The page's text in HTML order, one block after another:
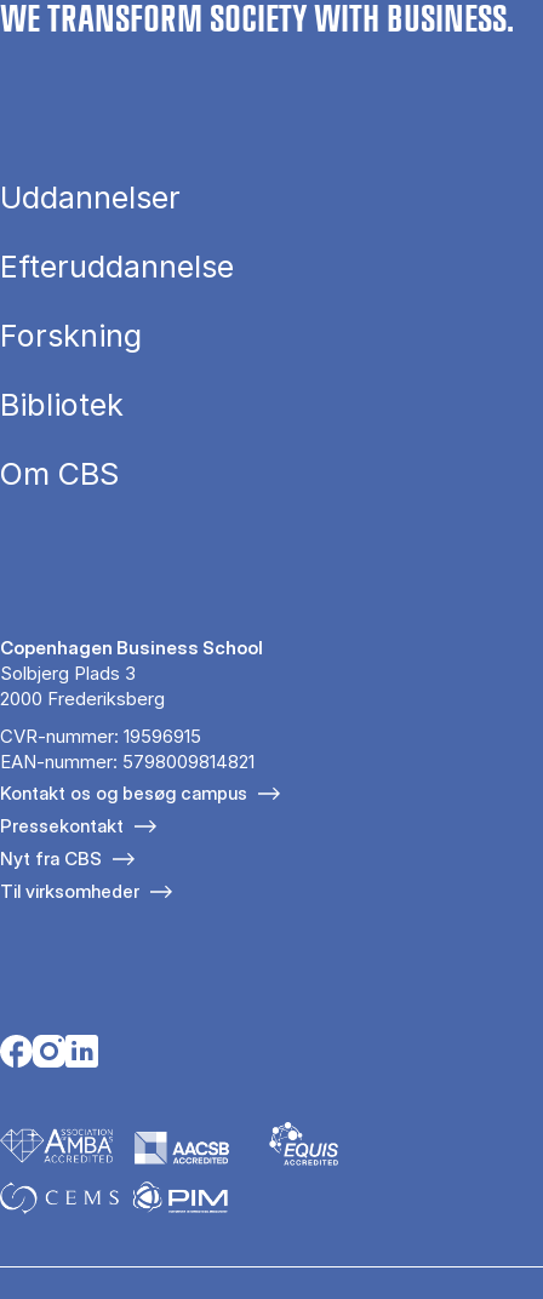
WE TRANSFORM SOCIETY WITH BUSINESS.
Uddannelser
Efteruddannelse
Forskning
Bibliotek
Om CBS
Copenhagen Business School
Solbjerg Plads 3
2000 Frederiksberg
CVR-nummer: 19596915
EAN-nummer: 5798009814821
Kontakt os og besøg campus
Pressekontakt
Nyt fra CBS
Til virksomheder
Opens in a new tab
Opens in a new tab
Opens in a new tab